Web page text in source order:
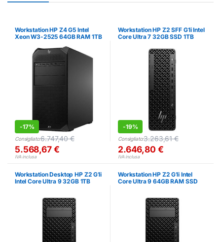
Workstation HP Z4 G5 Intel
Xeon W3-2525 64GB RAM 1TB
-17%
Consigliato:6.747,40€
5.568,67€
IVA inclusa
Workstation HP Z2 SFF G1i Intel
Core Ultra 7 32GB SSD 1TB
-19%
Consigliato:3.263,61€
2.646,80 €
IVA inclusa
Workstation Desktop HP Z2 G1i
Intel Core Ultra 9 32GB 1TB
Workstation HP Z2 G1i Intel
Core Ultra 9 64GB RAM SSD